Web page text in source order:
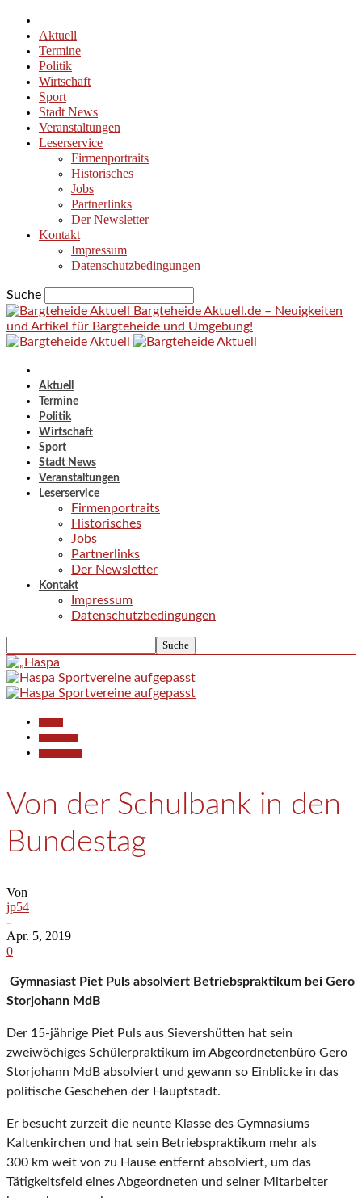
Aktuell
Termine
Politik
Wirtschaft
Sport
Stadt News
Veranstaltungen
Leserservice
Firmenportraits
Historisches
Jobs
Partnerlinks
Der Newsletter
Kontakt
Impressum
Datenschutzbedingungen
Suche
Bargteheide Aktuell.de – Neuigkeiten
und Artikel für Bargteheide und Umgebung!
Aktuell
Termine
Politik
Wirtschaft
Sport
Stadt News
Veranstaltungen
Leserservice
Firmenportraits
Historisches
Jobs
Partnerlinks
Der Newsletter
Kontakt
Impressum
Datenschutzbedingungen
Von der Schulbank in den
Bundestag
Von
jp54
-
Apr. 5, 2019
0
Gymnasiast Piet Puls absolviert Betriebspraktikum bei Gero
Storjohann MdB
Der 15-jährige Piet Puls aus Sievershütten hat sein
zweiwöchiges Schülerpraktikum im Abgeordnetenbüro Gero
Storjohann MdB absolviert und gewann so Einblicke in das
politische Geschehen der Hauptstadt.
Er besucht zurzeit die neunte Klasse des Gymnasiums
Kaltenkirchen und hat sein Betriebspraktikum mehr als
300 km weit von zu Hause entfernt absolviert, um das
Tätigkeitsfeld eines Abgeordneten und seiner Mitarbeiter